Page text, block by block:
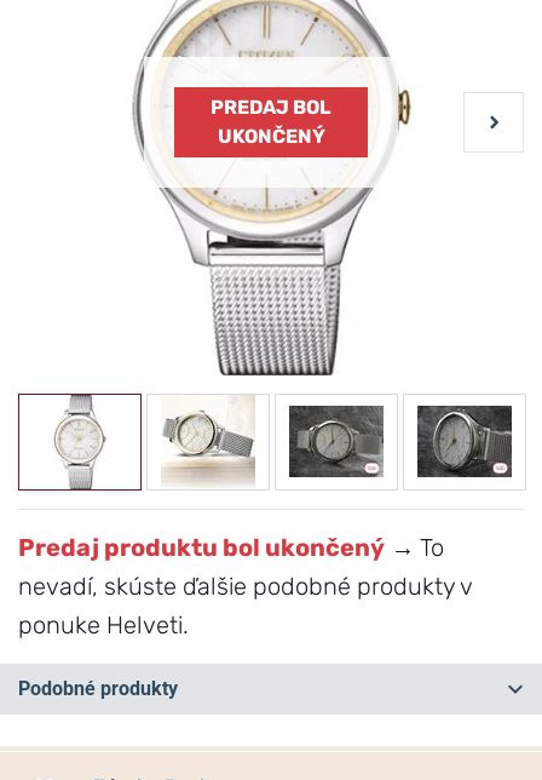
PREDAJ BOL
UKONČENÝ
Predaj produktu bol ukončený → To
nevadí, skúste ďalšie podobné produkty v
ponuke Helveti.
Podobné produkty
NA PREDAJNI
NA PREDAJNI